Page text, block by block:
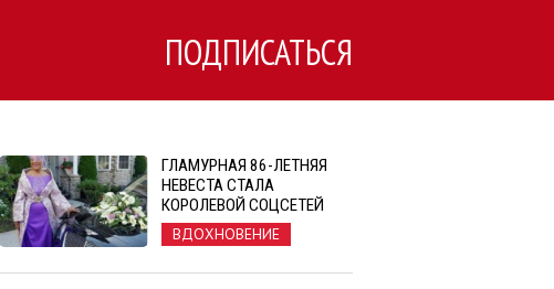
ПОДПИСАТЬСЯ
ГЛАМУРНАЯ 86-ЛЕТНЯЯ
НЕВЕСТА СТАЛА
КОРОЛЕВОЙ СОЦСЕТЕЙ
ВДОХНОВЕНИЕ